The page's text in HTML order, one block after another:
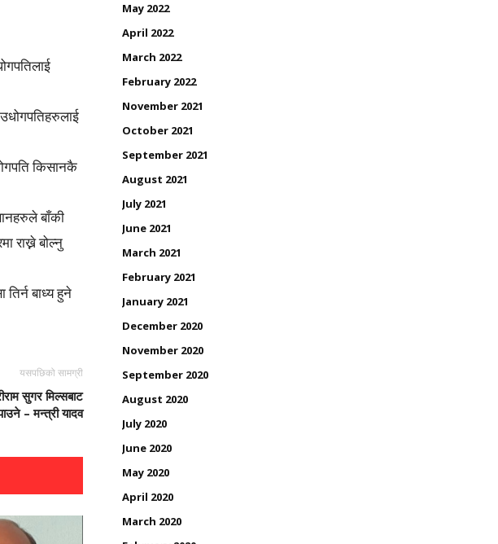
किसानकै
बाँकी
राख्ने बोल्नु
बाध्य हुने
यसपछिको सामग्री
सुगर मिल्सबाट
– मन्त्री यादव
May 2022
April 2022
March 2022
February 2022
November 2021
October 2021
September 2021
August 2021
July 2021
June 2021
March 2021
February 2021
January 2021
December 2020
November 2020
September 2020
August 2020
July 2020
June 2020
May 2020
April 2020
March 2020